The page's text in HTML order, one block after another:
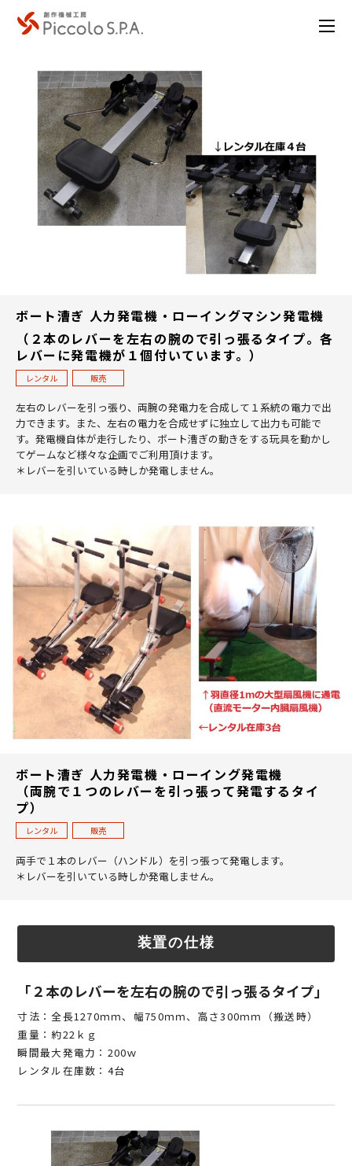
ボート漕ぎ 人力発電機・ローイングマシン発電機
（２本のレバーを左右の腕ので引っ張るタイプ。各
レバーに発電機が１個付いています。）
レンタル 販売
左右のレバーを引っ張り、両腕の発電力を合成して１系統の電力で出
力できます。また、左右の電力を合成せずに独立して出力も可能で
す。発電機自体が走行したり、ボート漕ぎの動きをする玩具を動かし
てゲームなど様々な企画でご利用頂けます。
＊レバーを引いている時しか発電しません。
ボート漕ぎ 人力発電機・ローイング発電機
（両腕で１つのレバーを引っ張って発電するタイ
プ）
レンタル 販売
両手で１本のレバー（ハンドル）を引っ張って発電します。
＊レバーを引いている時しか発電しません。
装置の仕様
「２本のレバーを左右の腕ので引っ張るタイプ」
寸法：全長1270ｍｍ、幅750ｍｍ、高さ300ｍｍ（搬送時）
重量：約22ｋｇ
瞬間最大発電力：200ｗ
レンタル在庫数：4台